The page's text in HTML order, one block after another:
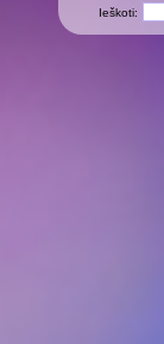
Ieškoti: